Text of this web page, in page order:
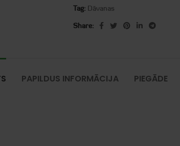
Tag: Dāvanas
Share:
PAPILDUS INFORMĀCIJA PIEGĀDE